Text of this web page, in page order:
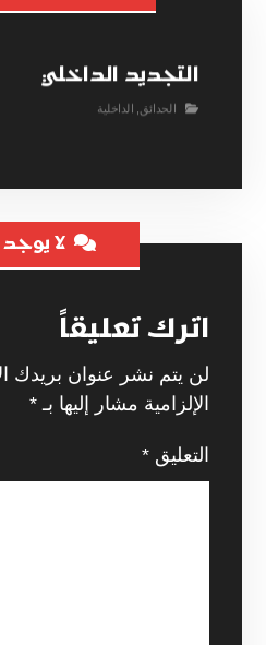
التجديد الداخلي
الحدائق, الداخلية
لا
اترك تعليقاً
لن يتم نشر عنوان بريدك
الإلزامية مشار إليها بـ*
التعليق*